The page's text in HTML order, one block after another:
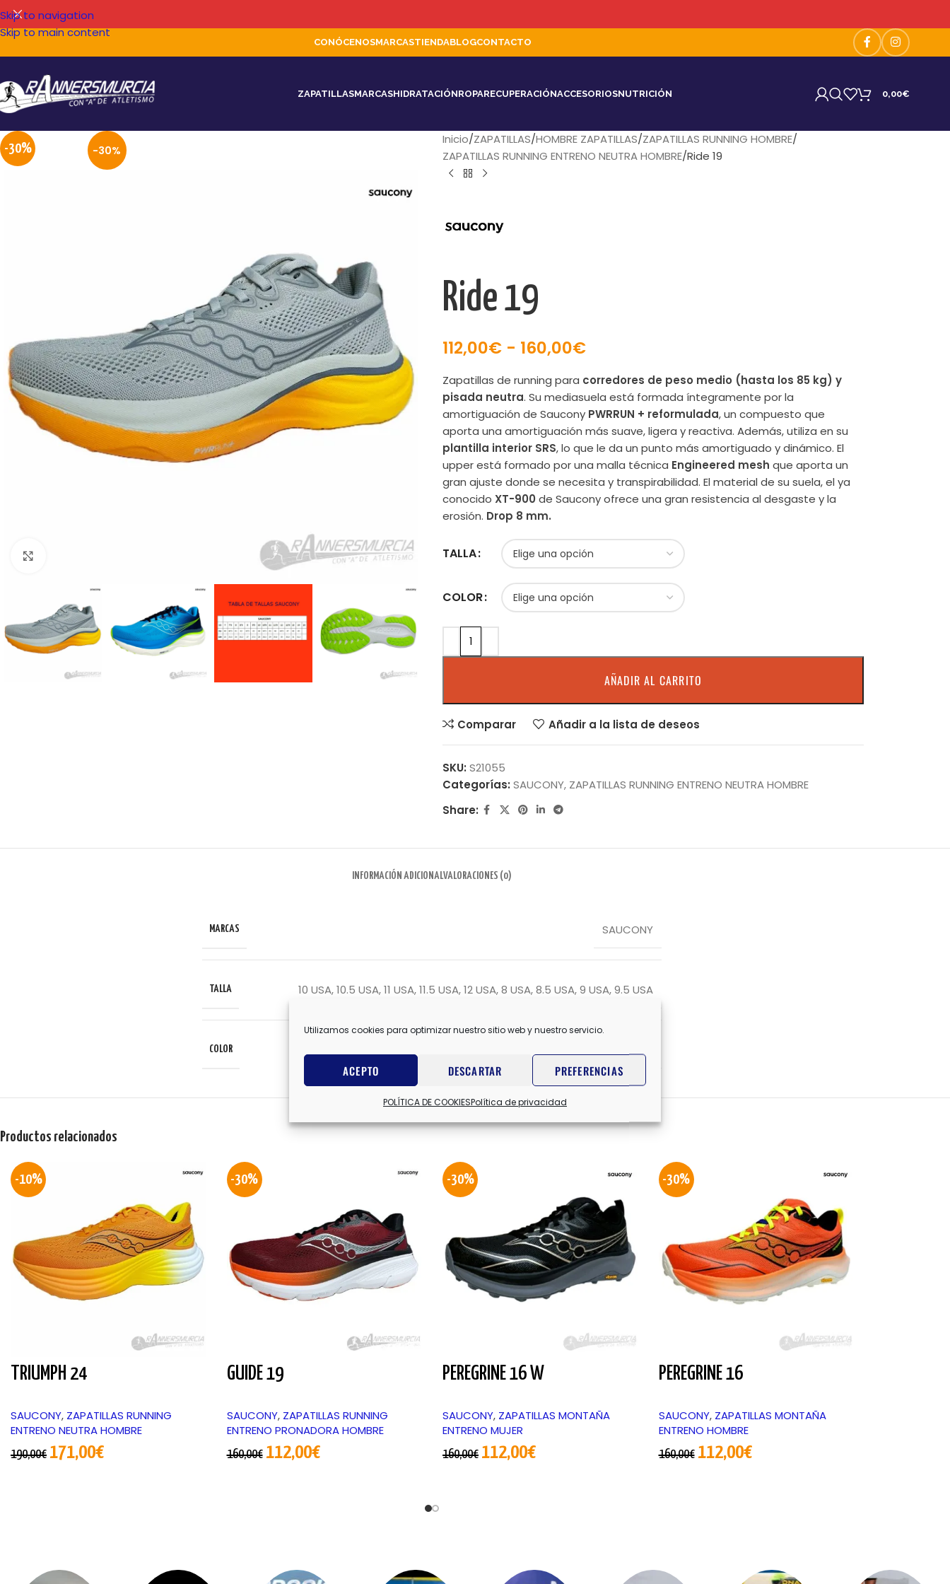
Utilizamos cookies para optimizar nuestro sitio web y nuestro servicio.
ACEPTO DESCARTAR PREFERENCIAS
POLÍTICA DE COOKIESPolítica de privacidad
Skip to navigation
Skip to main content
CONÓCENOSMARCASTIENDABLOGCONTACTO
ZAPATILLASMARCASHIDRATACIÓNROPARECUPERACIÓNACCESORIOSNUTRICIÓN 0,00€
-30%
-30%
Inicio ZAPATILLAS HOMBRE ZAPATILLAS ZAPATILLAS RUNNING HOMBRE
ZAPATILLAS RUNNING ENTRENO NEUTRA HOMBRE Ride 19
Ride 19
112,00€ - 160,00€
Zapatillas de running para corredores de peso medio (hasta los 85 kg) y
pisada neutra. Su mediasuela está formada íntegramente por la
amortiguación de Saucony PWRRUN + reformulada, un compuesto que
aporta una amortiguación más suave, ligera y reactiva. Además, utiliza en su
plantilla interior SRS, lo que le da un punto más amortiguado y dinámico. El
upper está formado por una malla técnica Engineered mesh que aporta un
gran ajuste donde se necesita y transpirabilidad. El material de su suela, el ya
conocido XT-900 de Saucony ofrece una gran resistencia al desgaste y la
erosión. Drop 8 mm.
TALLA
COLOR
AÑADIR AL CARRITO
Comparar Añadir a la lista de deseos
SKU: S21055
Categorías: SAUCONY, ZAPATILLAS RUNNING ENTRENO NEUTRA HOMBRE
Share:
INFORMACIÓN ADICIONALVALORACIONES (0)
MARCAS SAUCONY
TALLA 10 USA,10.5 USA,11 USA,11.5 USA,12 USA,8 USA,8.5 USA,9 USA,9.5 USA
COLOR
Productos relacionados
-10%
TRIUMPH 24
SAUCONY, ZAPATILLAS RUNNING
ENTRENO NEUTRA HOMBRE
190,00€ 171,00€
-30%
GUIDE 19
SAUCONY, ZAPATILLAS RUNNING
ENTRENO PRONADORA HOMBRE
160,00€ 112,00€
-30%
PEREGRINE 16 W
SAUCONY, ZAPATILLAS MONTAÑA
ENTRENO MUJER
160,00€ 112,00€
-30%
PEREGRINE 16
SAUCONY, ZAPATILLAS MONTAÑA
ENTRENO HOMBRE
160,00€ 112,00€